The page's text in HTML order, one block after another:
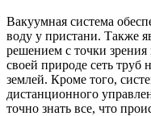
Вакуумная система
воду у пристани. Также
решением с точки
своей природе сеть труб
землей. Кроме того,
дистанционного
точно знать все, что